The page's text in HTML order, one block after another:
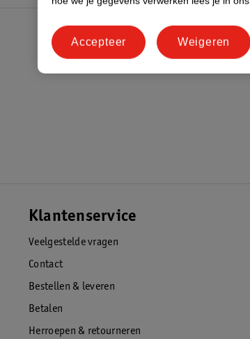
Klantenservice
Veelgestelde vragen
Contact
Bestellen & leveren
Betalen
Herroepen & retourneren
Weigeren
Accepteer